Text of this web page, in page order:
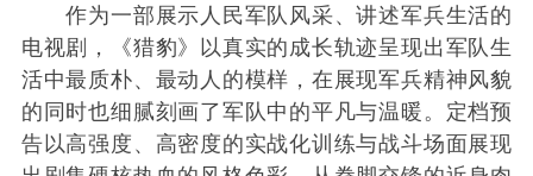
作为一部展示人民军队风采、讲述军兵生活的
电视剧，《猎豹》以真实的成长轨迹呈现出军队生
活中最质朴、最动人的模样，在展现军兵精神风貌
的同时也细腻刻画了军队中的平凡与温暖。定档预
告以高强度、高密度的实战化训练与战斗场面展现